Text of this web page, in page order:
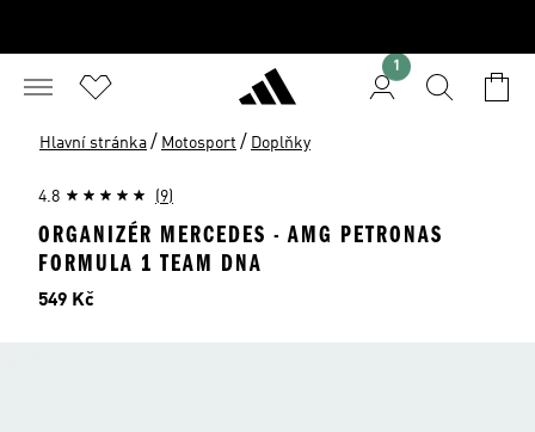
1
Hlavní stránka / Motosport / Doplňky
4.8 (9)
ORGANIZÉR MERCEDES - AMG PETRONAS
FORMULA 1 TEAM DNA
Cena
549 Kč